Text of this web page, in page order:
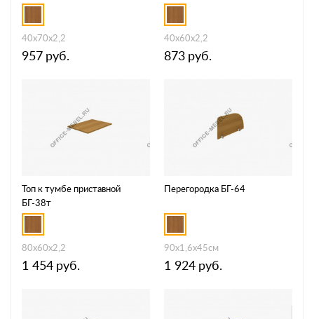
40x70x2,2
957 руб.
40x60x2,2
873 руб.
Топ к тумбе приставной
БГ-38т
80x60x2,2
1 454 руб.
Перегородка БГ-64
90x1,6x45см
1 924 руб.